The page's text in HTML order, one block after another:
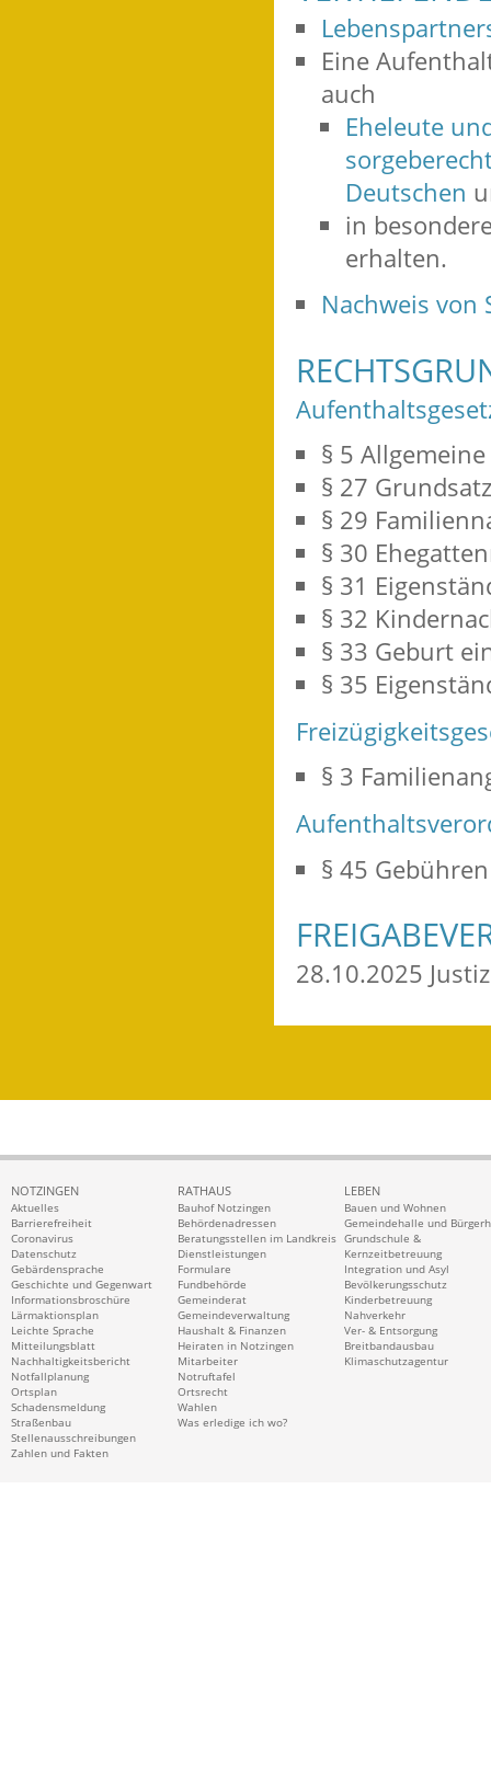
Eine
auch
Eheleute
Deutschen
in
erhalten.
Nachweis
§ 5
§ 27
§ 29
§ 30
§ 31
§ 32
§ 33 Geburt
§ 35
§ 3
§ 45
28.10.2025
NOTZINGEN
Aktuelles
Barrierefreiheit
Coronavirus
Datenschutz
Gebärdensprache
Geschichte und Gegenwart
Informationsbroschüre
Lärmaktionsplan
Leichte Sprache
Mitteilungsblatt
Nachhaltigkeitsbericht
Notfallplanung
Ortsplan
Schadensmeldung
Straßenbau
Stellenausschreibungen
Zahlen und Fakten
RATHAUS
Bauhof Notzingen
Behördenadressen
Beratungsstellen im Landkreis
Dienstleistungen
Formulare
Fundbehörde
Gemeinderat
Gemeindeverwaltung
Haushalt & Finanzen
Heiraten in Notzingen
Mitarbeiter
Notruftafel
Ortsrecht
Wahlen
Was erledige ich wo?
LEBEN
Bauen und Wohnen
Gemeindehalle und
Grundschule &
Kernzeitbetreuung
Integration und Asyl
Bevölkerungsschutz
Kinderbetreuung
Nahverkehr
Ver- & Entsorgung
Breitbandausbau
Klimaschutzagentur